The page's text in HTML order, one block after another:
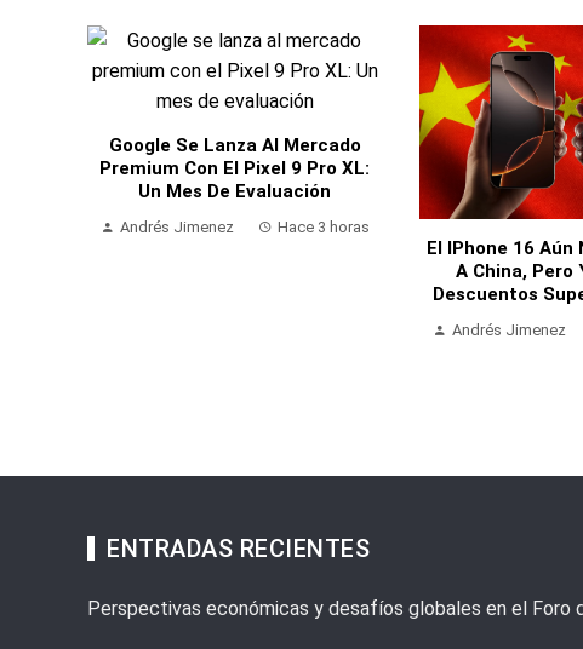
Google Se Lanza Al Mercado
Premium Con El Pixel 9 Pro XL:
Un Mes De Evaluación
Andrés Jimenez Hace 3 horas
El IPhone 16 Aún
A China, Pero
Descuentos
Andrés Jimenez
ENTRADAS RECIENTES
Perspectivas económicas y desafíos globales en el Foro